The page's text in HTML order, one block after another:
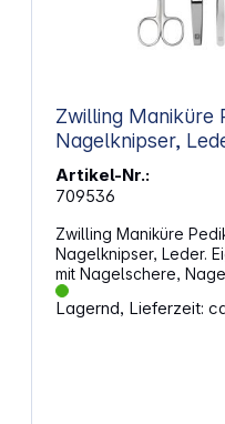
Zwilling Maniküre
Nagelknipser,
Artikel-Nr.:
709536
Zwilling Maniküre
Nagelknipser, Leder.
mit Nagelschere,
und Maniküre-Instrument Anzahl Teile: 5
schwarz Material außen: Rindsleder Material Teile:
Lagernd, Lieferzeit: